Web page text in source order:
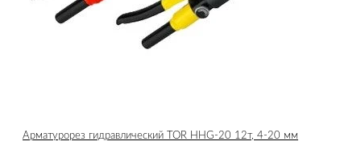
Арматурорез гидравлический TOR HHG-20 12т, 4-20 мм